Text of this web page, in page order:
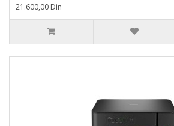
21.600,00 Din